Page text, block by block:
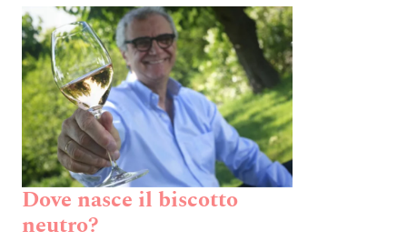
Dove nasce il biscotto
neutro?